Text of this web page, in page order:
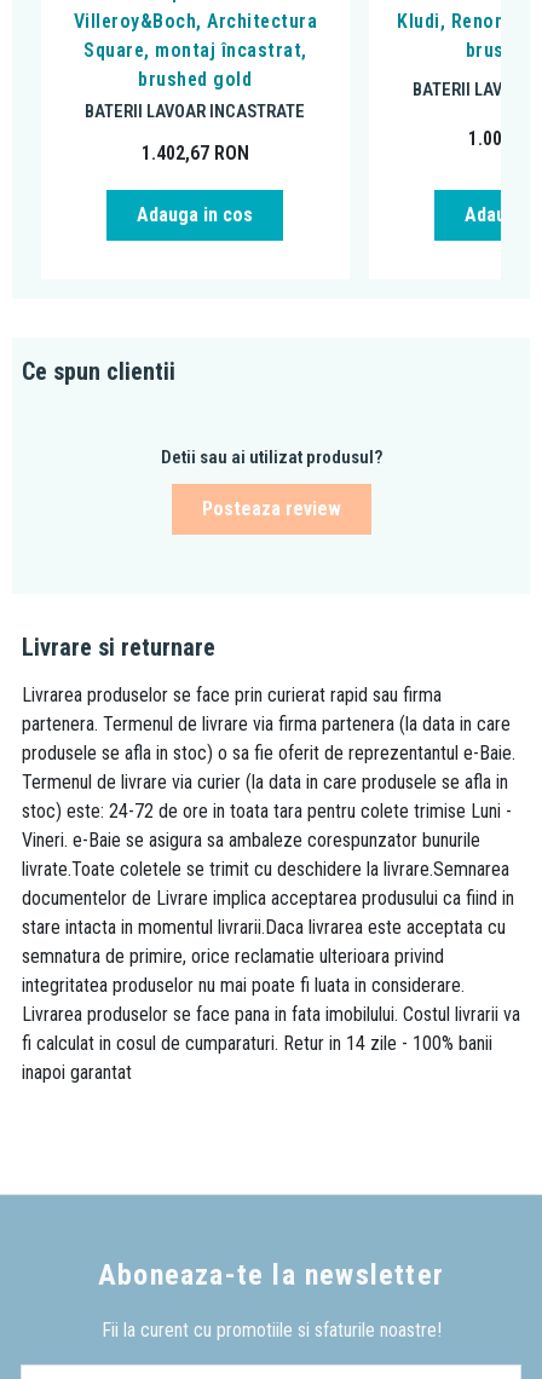
Villeroy&Boch, Architectura
Square, montaj încastrat,
brushed gold
BATERII LAVOAR INCASTRATE
1.402,67 RON
Adauga in cos
Kludi, Renon
brushed
BATERII LAVOAR
1.007,05
Adauga
Ce spun clientii
Detii sau ai utilizat produsul?
Posteaza review
Livrare si returnare
Livrarea produselor se face prin curierat rapid sau firma
partenera. Termenul de livrare via firma partenera (la data in care
produsele se afla in stoc) o sa fie oferit de reprezentantul e-Baie.
Termenul de livrare via curier (la data in care produsele se afla in
stoc) este: 24-72 de ore in toata tara pentru colete trimise Luni -
Vineri. e-Baie se asigura sa ambaleze corespunzator bunurile
livrate.Toate coletele se trimit cu deschidere la livrare.Semnarea
documentelor de Livrare implica acceptarea produsului ca fiind in
stare intacta in momentul livrarii.Daca livrarea este acceptata cu
semnatura de primire, orice reclamatie ulterioara privind
integritatea produselor nu mai poate fi luata in considerare.
Livrarea produselor se face pana in fata imobilului. Costul livrarii va
fi calculat in cosul de cumparaturi. Retur in 14 zile - 100% banii
inapoi garantat
Aboneaza-te la newsletter
Fii la curent cu promotiile si sfaturile noastre!